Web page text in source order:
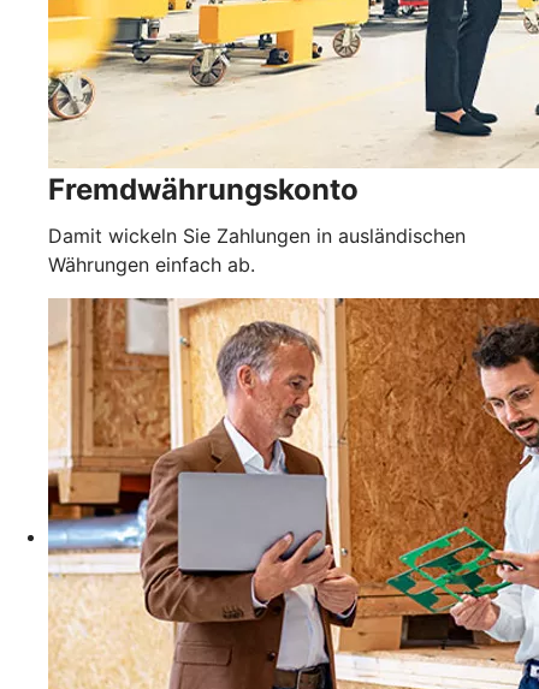
Fremdwährungskonto
Damit wickeln Sie Zahlungen in ausländischen
Währungen einfach ab.